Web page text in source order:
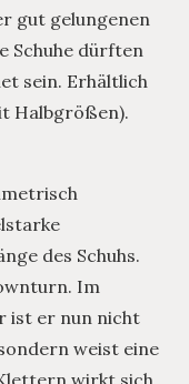
gut gelungenen
Schuhe dürften
sein. Erhältlich
Halbgrößen).
des Schuhs.
Im
ist er nun nicht
weist eine
wirkt sich